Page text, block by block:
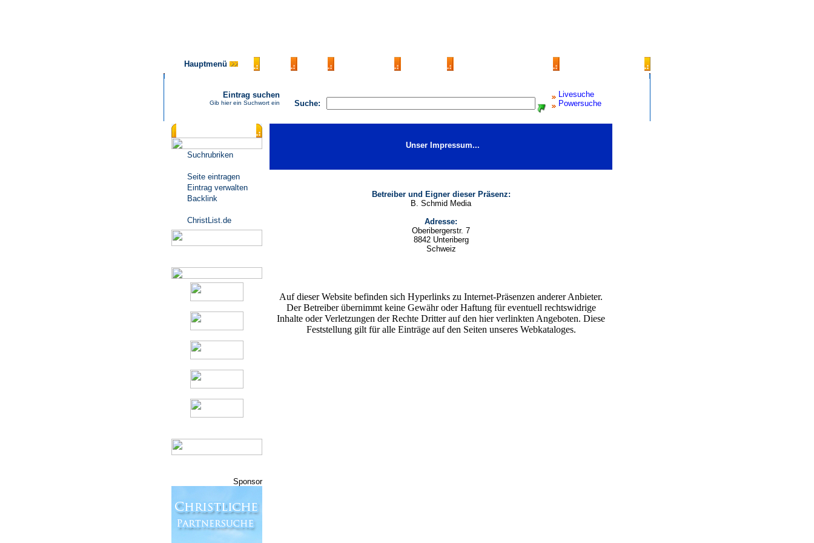
Hauptmenü
Suche:
Livesuche
Powersuche
Eintrag suchen
Gib hier ein Suchwort ein
Suchrubriken
Seite eintragen
Eintrag verwalten
Backlink
ChristList.de
Sponsor
Unser Impressum...
Betreiber und Eigner dieser Präsenz:
B. Schmid Media
Adresse:
Oberibergerstr. 7
8842 Unteriberg
Schweiz
Auf dieser Website befinden sich Hyperlinks zu Internet-Präsenzen anderer Anbieter.
Der Betreiber übernimmt keine Gewähr oder Haftung für eventuell rechtswidrige
Inhalte oder Verletzungen der Rechte Dritter auf den hier verlinkten Angeboten. Diese
Feststellung gilt für alle Einträge auf den Seiten unseres Webkataloges.